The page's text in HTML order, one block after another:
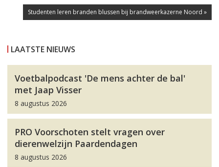
Studenten leren branden blussen bij brandweerkazerne Noord »
LAATSTE NIEUWS
Voetbalpodcast 'De mens achter de bal'
met Jaap Visser
8 augustus 2026
PRO Voorschoten stelt vragen over
dierenwelzijn Paardendagen
8 augustus 2026